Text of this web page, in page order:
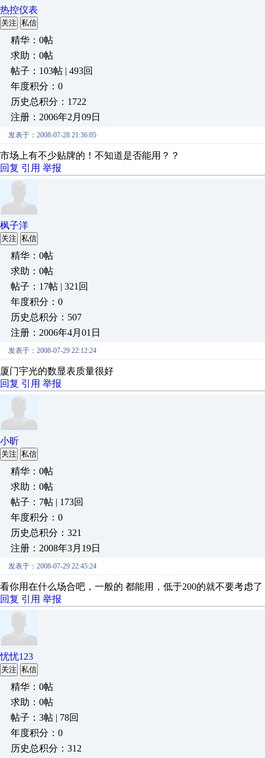
热控仪表
关注 私信
精华：0帖
求助：0帖
帖子：103帖 | 493回
年度积分：0
历史总积分：1722
注册：2006年2月09日
发表于：2008-07-28 21:36:05
市场上有不少贴牌的！不知道是否能用？？
回复 引用 举报
枫子洋
关注 私信
精华：0帖
求助：0帖
帖子：17帖 | 321回
年度积分：0
历史总积分：507
注册：2006年4月01日
发表于：2008-07-29 22:12:24
厦门宇光的数显表质量很好
回复 引用 举报
小昕
关注 私信
精华：0帖
求助：0帖
帖子：7帖 | 173回
年度积分：0
历史总积分：321
注册：2008年3月19日
发表于：2008-07-29 22:45:24
看你用在什么场合吧，一般的 都能用，低于200的就不要考虑了
回复 引用 举报
忧忧123
关注 私信
精华：0帖
求助：0帖
帖子：3帖 | 78回
年度积分：0
历史总积分：312